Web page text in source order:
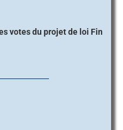
votes du projet de loi Fin